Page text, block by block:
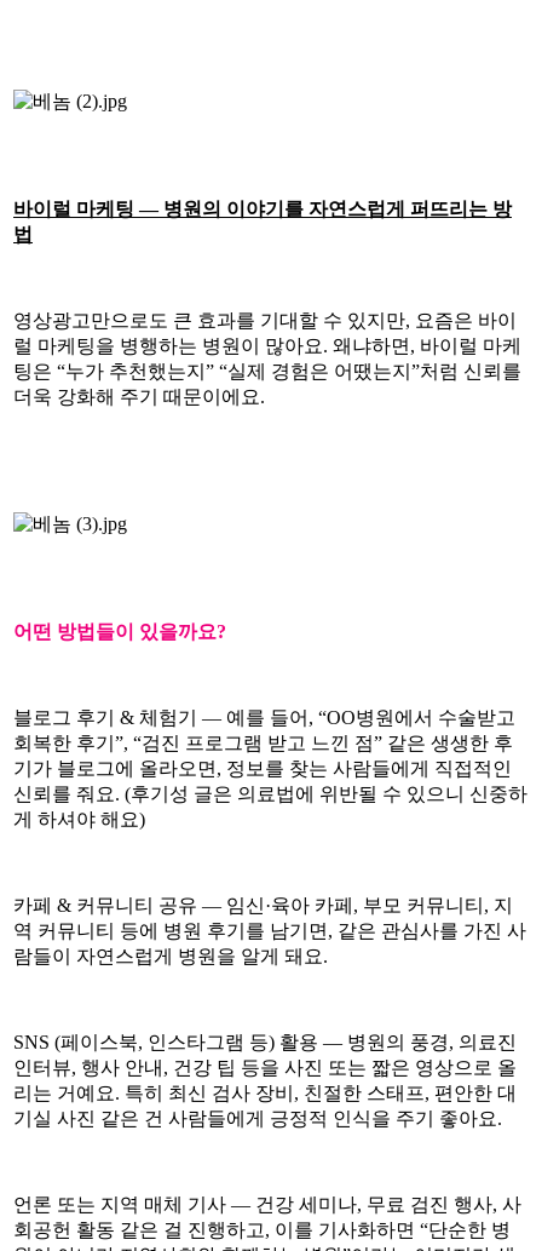
바이럴 마케팅 — 병원의 이야기를 자연스럽게 퍼뜨리는 방
법
영상광고만으로도 큰 효과를 기대할 수 있지만, 요즘은 바이
럴 마케팅을 병행하는 병원이 많아요. 왜냐하면, 바이럴 마케
팅은 “누가 추천했는지” “실제 경험은 어땠는지”처럼 신뢰를
더욱 강화해 주기 때문이에요.
어떤 방법들이 있을까요?
블로그 후기 & 체험기 — 예를 들어, “OO병원에서 수술받고
회복한 후기”, “검진 프로그램 받고 느낀 점” 같은 생생한 후
기가 블로그에 올라오면, 정보를 찾는 사람들에게 직접적인
신뢰를 줘요. (후기성 글은 의료법에 위반될 수 있으니 신중하
게 하셔야 해요)
카페 & 커뮤니티 공유 — 임신·육아 카페, 부모 커뮤니티, 지
역 커뮤니티 등에 병원 후기를 남기면, 같은 관심사를 가진 사
람들이 자연스럽게 병원을 알게 돼요.
SNS (페이스북, 인스타그램 등) 활용 — 병원의 풍경, 의료진
인터뷰, 행사 안내, 건강 팁 등을 사진 또는 짧은 영상으로 올
리는 거예요. 특히 최신 검사 장비, 친절한 스태프, 편안한 대
기실 사진 같은 건 사람들에게 긍정적 인식을 주기 좋아요.
언론 또는 지역 매체 기사 — 건강 세미나, 무료 검진 행사, 사
회공헌 활동 같은 걸 진행하고, 이를 기사화하면 “단순한 병